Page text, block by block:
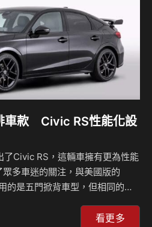
車款 Civic RS性能化設
Civic RS，這輛車擁有更為性能
多車迷的關注，與美國版的
的是五門掀背車型，但相同的是
的亮點，採用1.5升渦輪增壓引
看更多